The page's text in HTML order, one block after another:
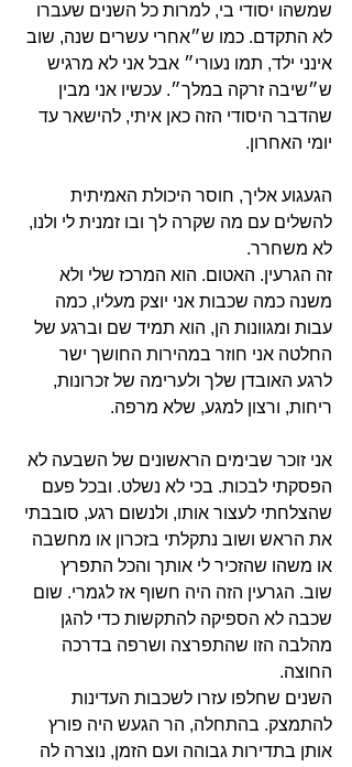
שמשהו יסודי בי, למרות כל השנים שעברו
לא התקדם. כמו ש״אחרי עשרים שנה, שוב
אינני ילד, תמו נעורי״ אבל אני לא מרגיש
ש״שיבה זרקה במלך״. עכשיו אני מבין
שהדבר היסודי הזה כאן איתי, להישאר עד
יומי האחרון.
הגעגוע אליך, חוסר היכולת האמיתית
להשלים עם מה שקרה לך ובו זמנית לי ולנו,
לא משחרר.
זה הגרעין. האטום. הוא המרכז שלי ולא
משנה כמה שכבות אני יוצק מעליו, כמה
עבות ומגוונות הן, הוא תמיד שם וברגע של
החלטה אני חוזר במהירות החושך ישר
לרגע האובדן שלך ולערימה של זכרונות,
ריחות, ורצון למגע, שלא מרפה.
אני זוכר שבימים הראשונים של השבעה לא
הפסקתי לבכות. בכי לא נשלט. ובכל פעם
שהצלחתי לעצור אותו, ולנשום רגע, סובבתי
את הראש ושוב נתקלתי בזכרון או מחשבה
או משהו שהזכיר לי אותך והכל התפרץ
שוב. הגרעין הזה היה חשוף אז לגמרי. שום
שכבה לא הספיקה להתקשות כדי להגן
מהלבה הזו שהתפרצה ושרפה בדרכה
החוצה.
השנים שחלפו עזרו לשכבות העדינות
להתמצק. בהתחלה, הר הגעש היה פורץ
אותן בתדירות גבוהה ועם הזמן, נוצרה לה